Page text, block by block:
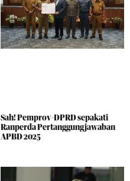
Sah! Pemprov-DPRD sepakati
Ranperda Pertanggungjawaban
APBD 2025